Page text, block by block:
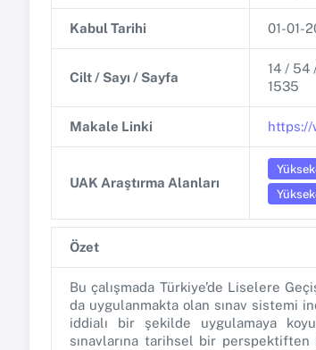
Kabul Tarihi 01-01-
Cilt / Sayı / Sayfa
14 / 54
1535
Makale Linki https://
UAK Araştırma Alanları
Özet
Bu çalışmada Türkiye’de Liselere
da uygulanmakta olan sınav sistemi
iddialı bir şekilde uygulamaya
sınavlarına tarihsel bir